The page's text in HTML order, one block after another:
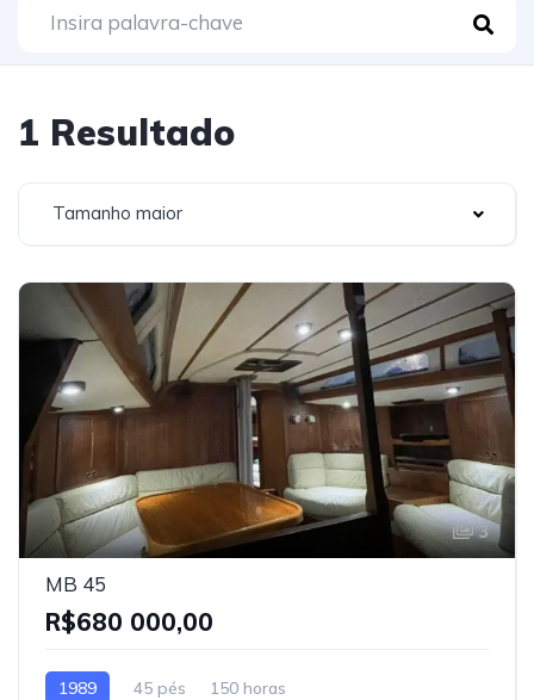
1 Resultado
Tamanho maior
3
MB 45
R$680 000,00
1989 45 pés 150 horas